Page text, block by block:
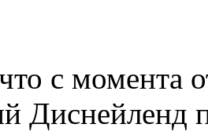
с момента
Диснейленд